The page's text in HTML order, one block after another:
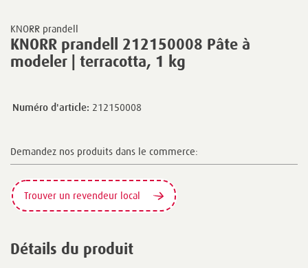
KNORR prandell
KNORR prandell 212150008 Pâte à
modeler | terracotta, 1 kg
Numéro d'article: 212150008
Demandez nos produits dans le commerce:
Trouver un revendeur local
Détails du produit